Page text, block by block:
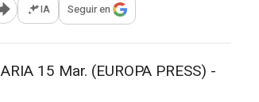
Abrir opciones para compartir
IA Seguir en
15 Mar. (EUROPA PRESS) -